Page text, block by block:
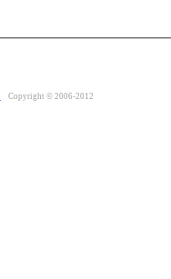
Copyright © 2006-2012